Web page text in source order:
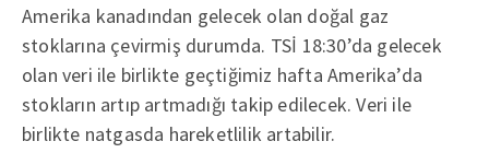
Amerika kanadından gelecek olan doğal gaz
stoklarına çevirmiş durumda. TSİ 18:30’da gelecek
olan veri ile birlikte geçtiğimiz hafta Amerika’da
stokların artıp artmadığı takip edilecek. Veri ile
birlikte natgasda hareketlilik artabilir.